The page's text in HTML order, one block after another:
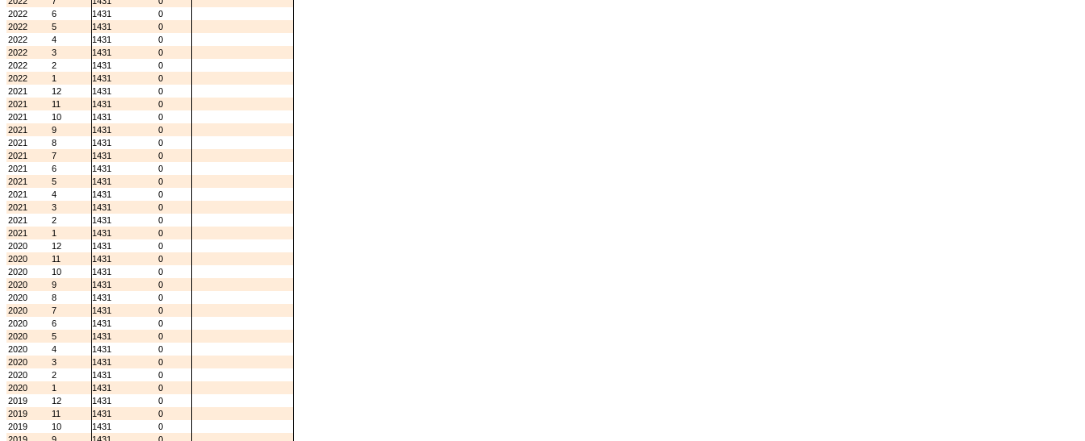
2022
6 1431
0
2022
5 1431
0
2022
4 1431
0
2022
3 1431
0
2022
2 1431
0
2022
1 1431
0
2021
12 1431
0
2021
11 1431
0
2021
10 1431
0
2021
9 1431
0
2021
8 1431
0
2021
7 1431
0
2021
6 1431
0
2021
5 1431
0
2021
4 1431
0
2021
3 1431
0
2021
2 1431
0
2021
1 1431
0
2020
12 1431
0
2020
11 1431
0
2020
10 1431
0
2020
9 1431
0
2020
8 1431
0
2020
7 1431
0
2020
6 1431
0
2020
5 1431
0
2020
4 1431
0
2020
3 1431
0
2020
2 1431
0
2020
1 1431
0
2019
12 1431
0
2019
11 1431
0
2019
10 1431
0